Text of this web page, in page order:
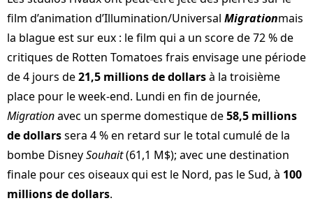
film d’animation d’Illumination/Universal Migrationmais
la blague est sur eux : le film qui a un score de 72 % de
critiques de Rotten Tomatoes frais envisage une période
de 4 jours de21,5 millions de dollarsà la troisième
place pour le week-end. Lundi en fin de journée,
Migrationavec un sperme domestique de58,5 millions
de dollarssera 4 % en retard sur le total cumulé de la
bombe DisneySouhait(61,1 M$); avec une destination
finale pour ces oiseaux qui est le Nord, pas le Sud, à 100
millions de dollars.